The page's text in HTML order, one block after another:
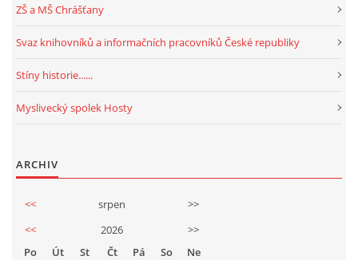
ZŠ a MŠ Chrášťany
Svaz knihovníků a informačních pracovníků České republiky
Stíny historie......
Myslivecký spolek Hosty
ARCHIV
<< srpen
>>
<<
2026
>>
Po
Út St Čt Pá So
Ne